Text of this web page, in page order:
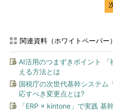
関連資料（ホワイトペーパー）
AI活用のつまずきポイント
える方法とは
国税庁の次世代基幹システム
応すべき変更点とは?
「ERP × kintone」で実践 基